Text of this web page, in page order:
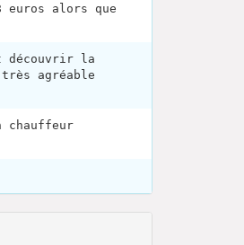
alors que
découvrir la
agréable
chauffeur